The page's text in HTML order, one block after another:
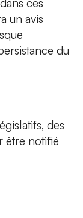
ces
un avis
du
des
être notifié